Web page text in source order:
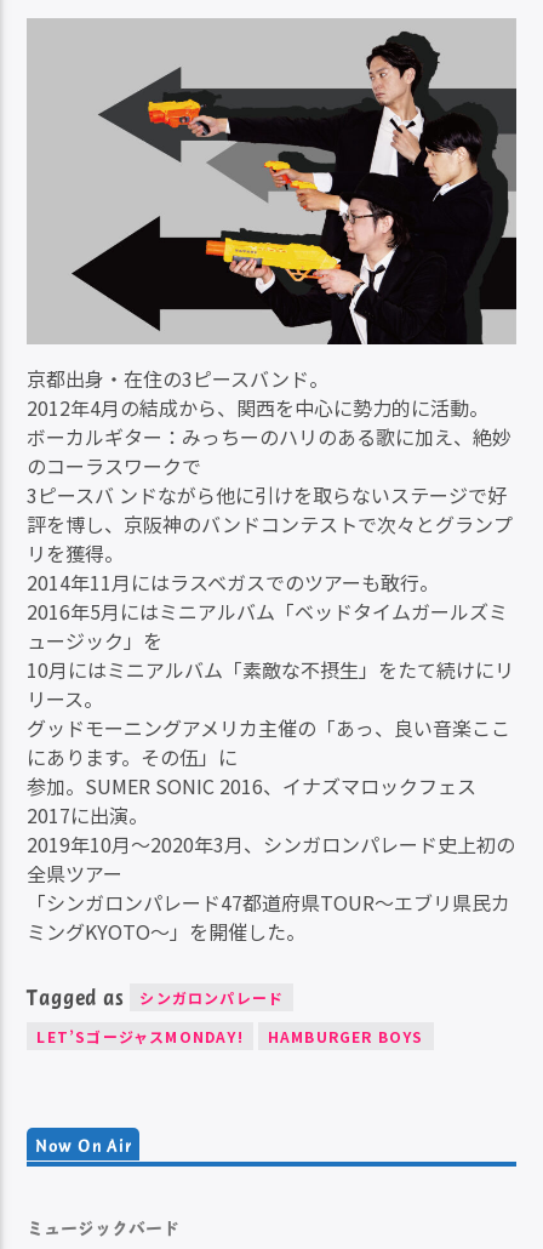
京都出身・在住の3ピースバンド。
2012年4月の結成から、関西を中心に勢力的に活動。
ボーカルギター：みっちーのハリのある歌に加え、絶妙
のコーラスワークで
3ピースバ ンドながら他に引けを取らないステージで好
評を博し、京阪神のバンドコンテストで次々とグランプ
リを獲得。
2014年11月にはラスベガスでのツアーも敢行。
2016年5月にはミニアルバム「ベッドタイムガールズミ
ュージック」を
10月にはミニアルバム「素敵な不摂生」をたて続けにリ
リース。
グッドモーニングアメリカ主催の「あっ、良い音楽ここ
にあります。その伍」に
参加。SUMER SONIC 2016、イナズマロックフェス
2017に出演。
2019年10月〜2020年3月、シンガロンパレード史上初の
全県ツアー
「シンガロンパレード47都道府県TOUR〜エブリ県民カ
ミングKYOTO‬〜」を開催した。
Tagged as
シンガロンパレード
LET’SゴージャスMONDAY!
HAMBURGER BOYS
Now On Air
ミュージックバード